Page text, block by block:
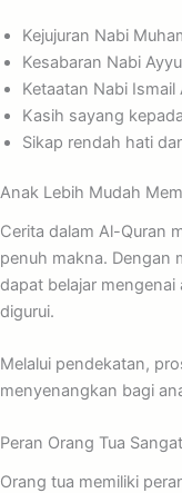
Kejujuran Nabi
Kesabaran Nabi
Ketaatan Nabi Ismail
Kasih sayang
Sikap rendah hati
Anak Lebih Mudah
Cerita dalam Al-Quran
penuh makna. Dengan
dapat belajar
digurui.
Melalui pendekatan,
menyenangkan bagi
Peran Orang Tua
Orang tua memiliki